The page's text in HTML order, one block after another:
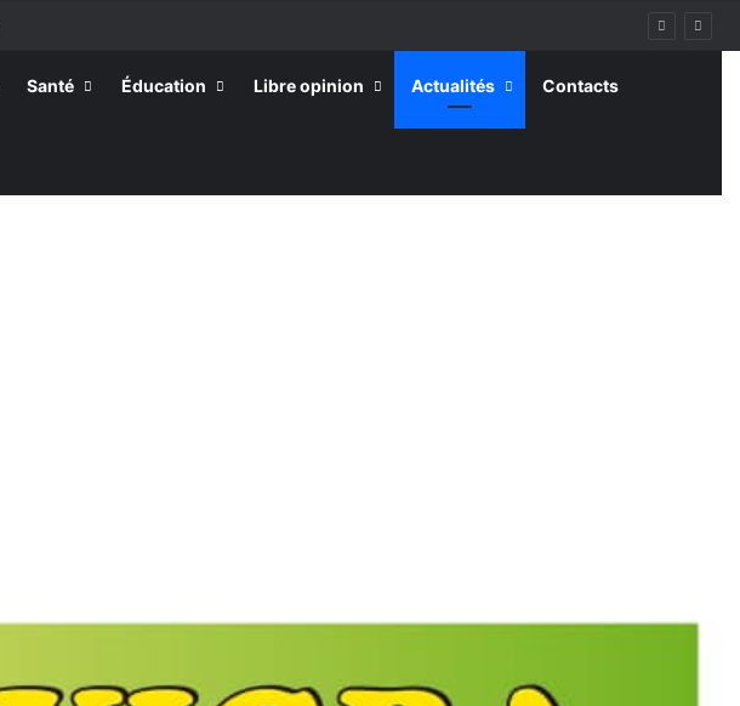
Santé Éducation Libre opinion Actualités Contacts